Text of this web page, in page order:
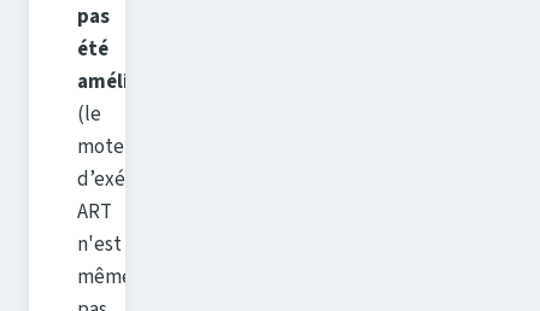
pas
été
améliorées
(le
moteur
d’exécution
ART
n'est
même